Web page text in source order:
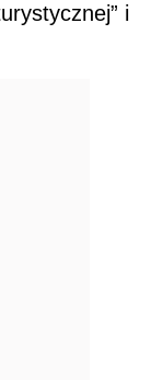
i